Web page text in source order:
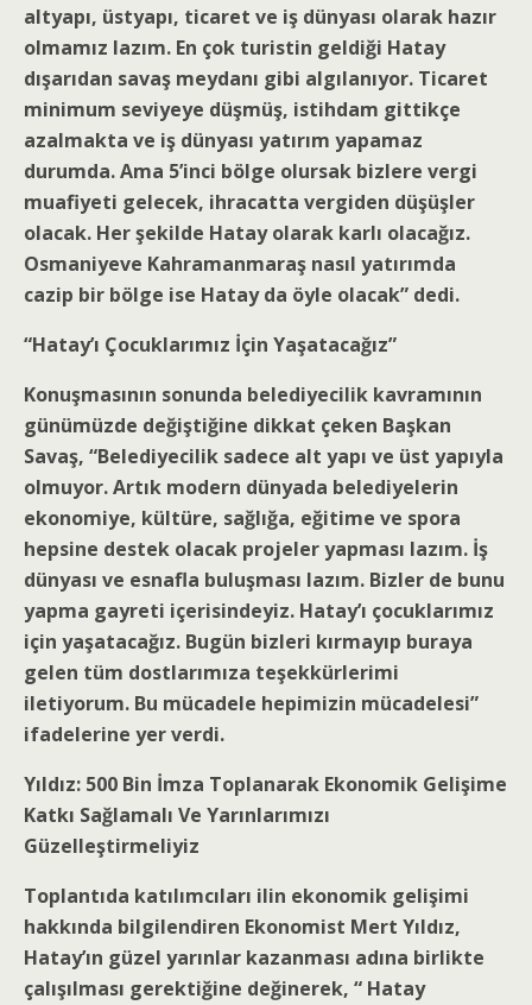
altyapı, üstyapı, ticaret ve iş dünyası olarak hazır
olmamız lazım. En çok turistin geldiği Hatay
dışarıdan savaş meydanı gibi algılanıyor. Ticaret
minimum seviyeye düşmüş, istihdam gittikçe
azalmakta ve iş dünyası yatırım yapamaz
durumda. Ama 5’inci bölge olursak bizlere vergi
muafiyeti gelecek, ihracatta vergiden düşüşler
olacak. Her şekilde Hatay olarak karlı olacağız.
Osmaniyeve Kahramanmaraş nasıl yatırımda
cazip bir bölge ise Hatay da öyle olacak” dedi.
“Hatay’ı Çocuklarımız İçin Yaşatacağız”
Konuşmasının sonunda belediyecilik kavramının
günümüzde değiştiğine dikkat çeken Başkan
Savaş, “Belediyecilik sadece alt yapı ve üst yapıyla
olmuyor. Artık modern dünyada belediyelerin
ekonomiye, kültüre, sağlığa, eğitime ve spora
hepsine destek olacak projeler yapması lazım. İş
dünyası ve esnafla buluşması lazım. Bizler de bunu
yapma gayreti içerisindeyiz. Hatay’ı çocuklarımız
için yaşatacağız. Bugün bizleri kırmayıp buraya
gelen tüm dostlarımıza teşekkürlerimi
iletiyorum. Bu mücadele hepimizin mücadelesi”
ifadelerine yer verdi.
Yıldız: 500 Bin İmza Toplanarak Ekonomik Gelişime
Katkı Sağlamalı Ve Yarınlarımızı
Güzelleştirmeliyiz
Toplantıda katılımcıları ilin ekonomik gelişimi
hakkında bilgilendiren Ekonomist Mert Yıldız,
Hatay’ın güzel yarınlar kazanması adına birlikte
çalışılması gerektiğine değinerek, “ Hatay